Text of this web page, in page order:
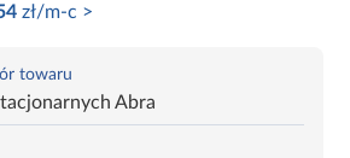
zł/m-c >
towaru
Abra